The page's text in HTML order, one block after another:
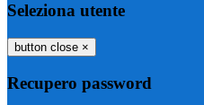
Seleziona utente
button close ×
Recupero password